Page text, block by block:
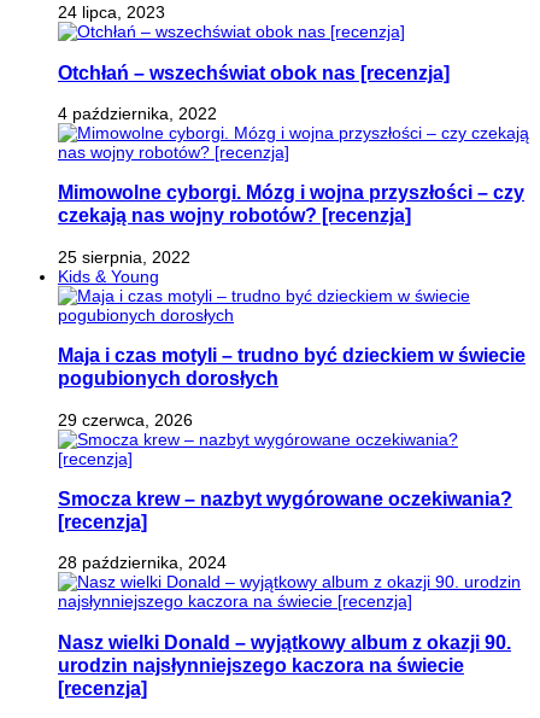
24 lipca, 2023
Otchłań – wszechświat obok nas [recenzja]
4 października, 2022
Mimowolne cyborgi. Mózg i wojna przyszłości – czy
czekają nas wojny robotów? [recenzja]
25 sierpnia, 2022
Kids & Young
Maja i czas motyli – trudno być dzieckiem w świecie
pogubionych dorosłych
29 czerwca, 2026
Smocza krew – nazbyt wygórowane oczekiwania?
[recenzja]
28 października, 2024
Nasz wielki Donald – wyjątkowy album z okazji 90.
urodzin najsłynniejszego kaczora na świecie
[recenzja]